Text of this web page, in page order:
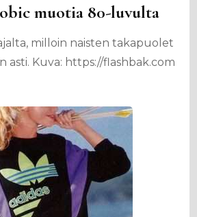
muotia 80-luvulta
milloin naisten takapuolet
asti. Kuva: https://flashbak.com